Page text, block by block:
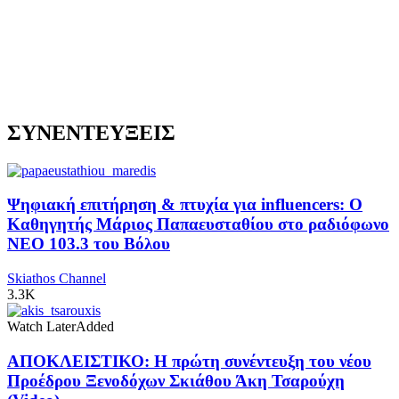
ΣΥΝΕΝΤΕΥΞΕΙΣ
Ψηφιακή επιτήρηση & πτυχία για influencers: Ο
Καθηγητής Μάριος Παπαευσταθίου στο ραδιόφωνο
NEO 103.3 του Βόλου
Skiathos Channel
3.3K
Watch LaterAdded
ΑΠΟΚΛΕΙΣΤΙΚΟ: Η πρώτη συνέντευξη του νέου
Προέδρου Ξενοδόχων Σκιάθου Άκη Τσαρούχη